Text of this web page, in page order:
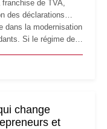
de TVA,
des déclarations…
dans la modernisation
Si le régime de
un environnement
change
et